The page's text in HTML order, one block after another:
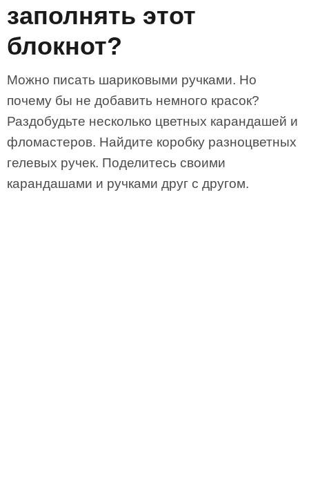
заполнять этот
блокнот?
Можно писать шариковыми ручками. Но
почему бы не добавить немного красок?
Раздобудьте несколько цветных карандашей и
фломастеров. Найдите коробку разноцветных
гелевых ручек. Поделитесь своими
карандашами и ручками друг с другом.